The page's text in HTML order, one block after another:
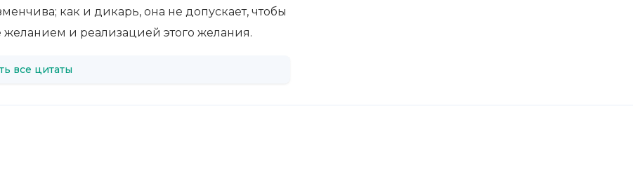
как и дикарь, она не допускает, чтобы
и реализацией этого желания.
все цитаты